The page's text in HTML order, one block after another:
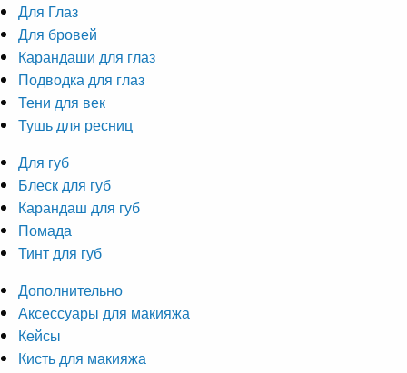
Для Глаз
Для бровей
Карандаши для глаз
Подводка для глаз
Тени для век
Тушь для ресниц
Для губ
Блеск для губ
Карандаш для губ
Помада
Тинт для губ
Дополнительно
Аксессуары для макияжа
Кейсы
Кисть для макияжа